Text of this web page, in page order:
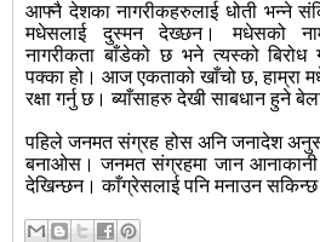
आफ्नै देशका नागरीकहरुलाई धोती भन्ने
मधेसलाई दुस्मन देख्छन। मधेसको
नागरीकता बाँडेको छ भने त्यस्को बिरोध
पक्का हो। आज एकताको खाँचो छ, हाम्रा
रक्षा गर्नु छ। ब्याँसाहरु देखी साबधान हुने
पहिले जनमत संग्रह होस अनि जनादेश
बनाओस। जनमत संग्रहमा जान
देखिन्छन। काँग्रेसलाई पनि मनाउन सकिन्छ